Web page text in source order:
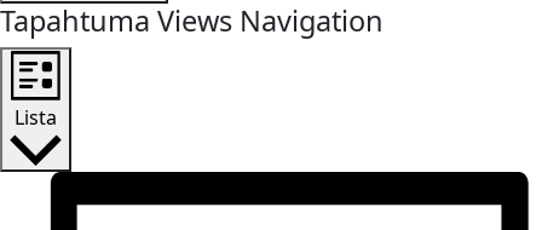
Tapahtuma Views Navigation
Lista